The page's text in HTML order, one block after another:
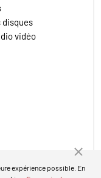
disques
vidéo
expérience possible. En